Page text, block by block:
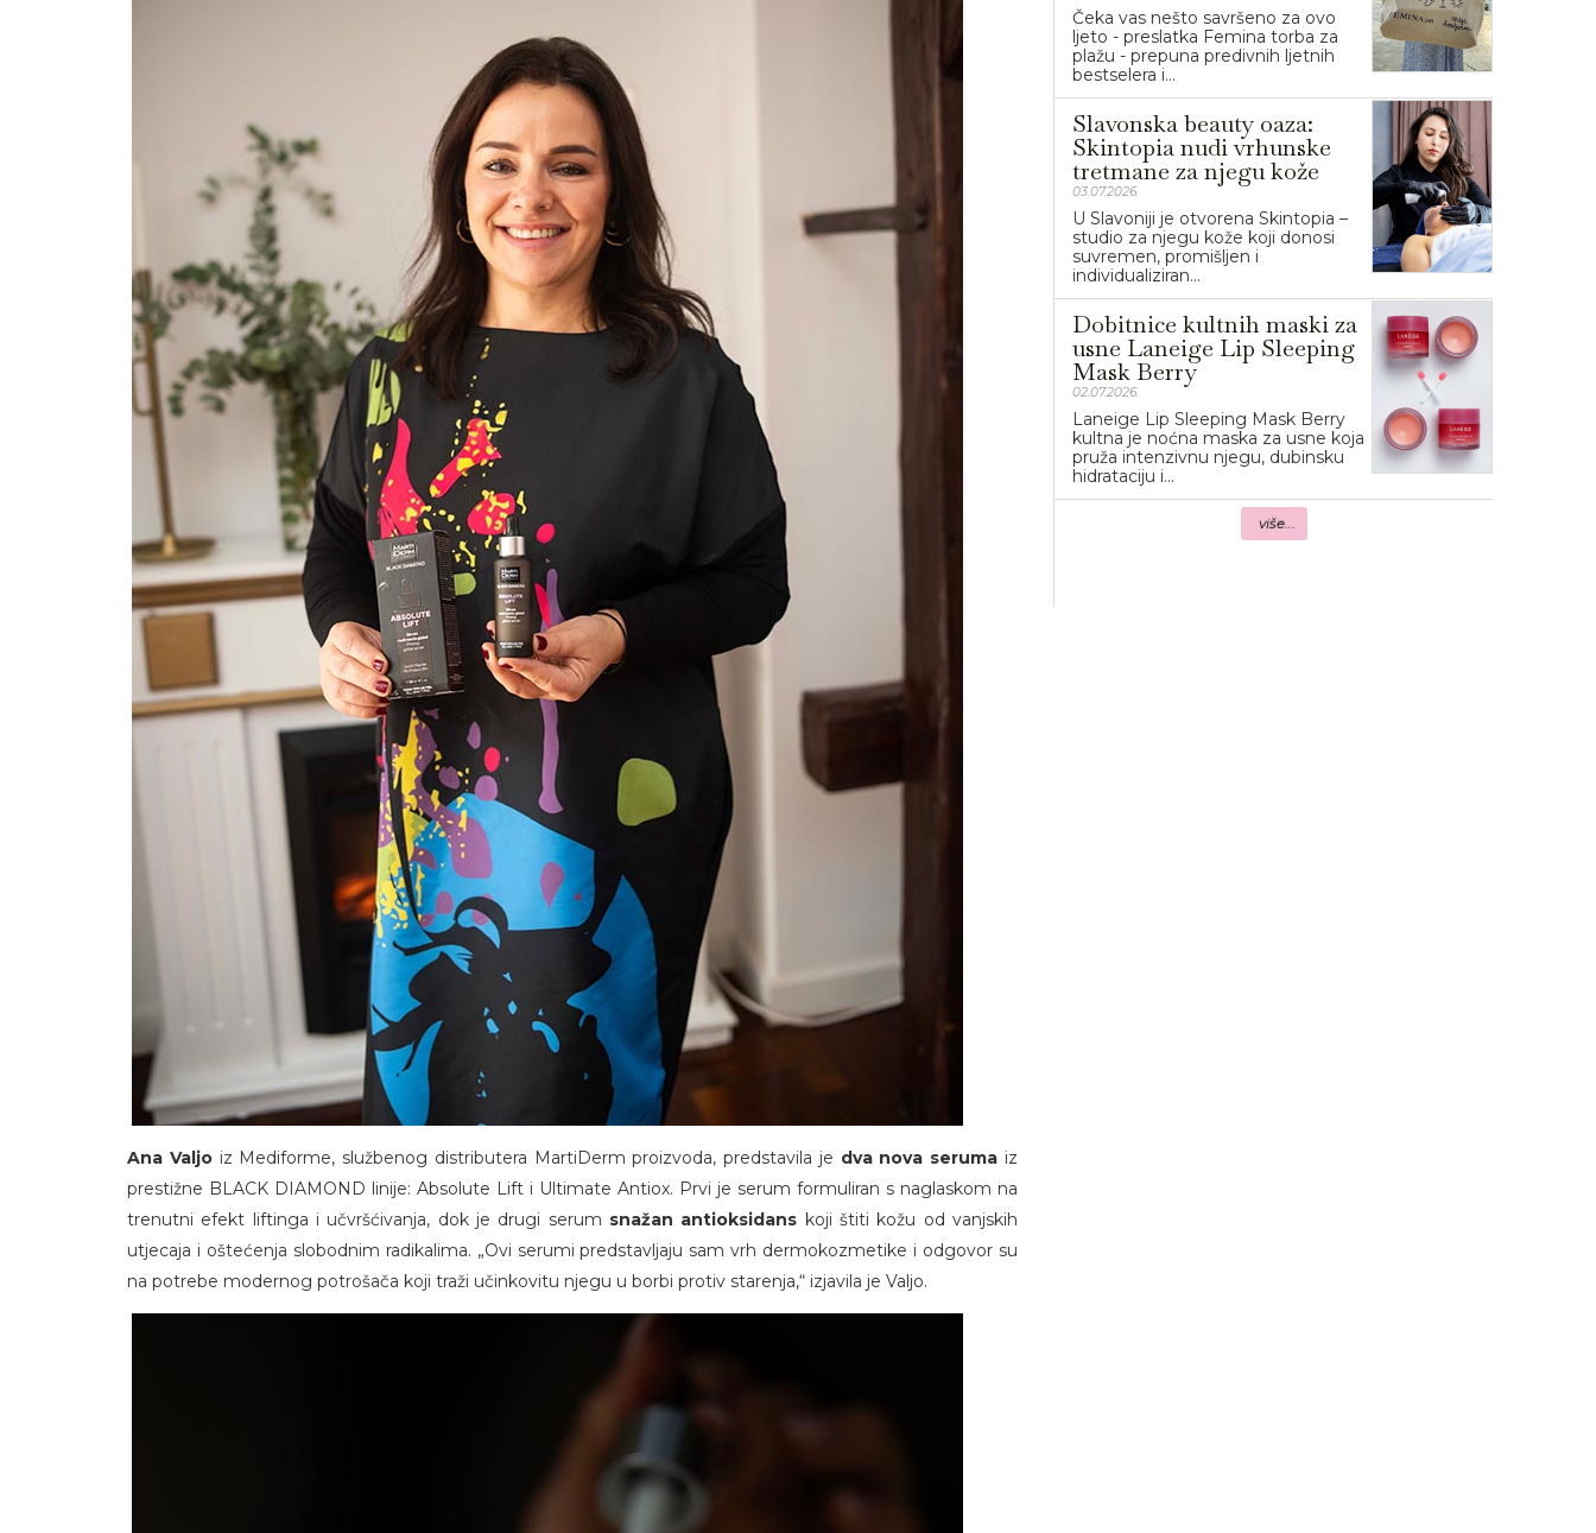
Ana Valjoiz Mediforme, službenog distributera MartiDerm proizvoda, predstavila je dva nova seruma iz
prestižne BLACK DIAMOND linije: Absolute Lift i Ultimate Antiox. Prvi je serum formuliran s naglaskom na
trenutni efekt liftinga i učvršćivanja, dok je drugi serum snažan antioksidans koji štiti kožu od vanjskih
utjecaja i oštećenja slobodnim radikalima. „Ovi serumi predstavljaju sam vrh dermokozmetike i odgovor su
na potrebe modernog potrošača koji traži učinkovitu njegu u borbi protiv starenja,“ izjavila je Valjo.
Čeka vas nešto savršeno za ovo
ljeto - preslatka Femina torba za
plažu - prepuna predivnih ljetnih
bestselera i...
Slavonska beauty oaza:
Skintopia nudi vrhunske
tretmane za njegu kože
03.07.2026.
U Slavoniji je otvorena Skintopia –
studio za njegu kože koji donosi
suvremen, promišljen i
individualiziran...
Dobitnice kultnih maski za
usne Laneige Lip Sleeping
Mask Berry
02.07.2026.
Laneige Lip Sleeping Mask Berry
kultna je noćna maska za usne koja
pruža intenzivnu njegu, dubinsku
hidrataciju i...
više...